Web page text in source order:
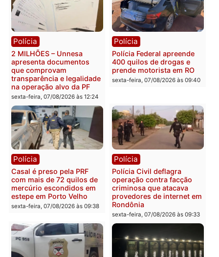
Você também vai querer ler...
Política
Marcos Rogério apresenta
Plano de Governo com
228 projetos, metas
públicas e
acompanhamento de
resultados
sexta-feira, 07/08/2026 às 18:49
Eleições 2026: Pastor
Evanildo pode ser o
primeiro pastor de
Rondônia na Câmara
Federal
sexta-feira, 07/08/2026 às
Polícia
2 MILHÕES – Unnesa
Polícia
Polícia Federal apreende